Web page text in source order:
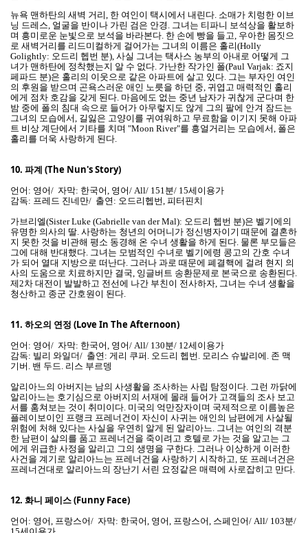
뉴욕 맨하탄의 새벽 거리, 한 여인이 택시에서 내린다. 소매가 치렁한 이브
닝 드레스, 얼굴을 반이나 가린 검은 안경. 그녀는 티파니 보석상을 활보하
며 흥미로운 눈빛으로 보석을 바라본다. 한 손에 빵을 들고, 우아한 몸짓으
로 새벽거리를 리드미컬하게 걸어가는 그녀의 이름은 홀리(Holly
Golightly: 오드리 헵번 분), 사실 그녀는 택사스 농부의 아내로 어떻게 그
녀가 맨하탄에 정착했는지 알 수 없다. 가난한 작가인 폴(Paul Varjak: 죠지
페파드 분)은 홀리의 이웃으로 같은 아파트에 살고 있다. 그는 부자인 여인
의 후원을 받으며 곤욕스러운 애인 노릇을 하던 중, 귀엽고 매력적인 홀리
에게 점차 호감을 갖게 된다. 마음에도 없는 중년 남자가 귀찮게 군다며 한
밤 중에 폴의 침대 속으로 들어가 아무렇지도 않게 그의 팔에 안겨 잠드는
그녀의 모습에서, 길잃은 고양이를 귀여워하고 무료함을 이기지 못해 아파
트 비상 계단에서 기타를 치며 "Moon River"를 흥얼거리는 모습에서, 폴은
홀리를 더욱 사랑하게 된다.
10. 파계 (The Nun's Story)
언어: 영어/ 자막: 한국어, 영어/ All/ 151분/ 15세이용가
감독: 프레드 진네만/ 출연: 오드리헵번, 피터핀치
가브리엘(Sister Luke (Gabrielle van der Mal): 오드리 헵번 분)은 벨기에의
유명한 의사의 딸. 사랑하는 청년의 어머니가 정신병자이기 때문에 결혼하
지 못한 것을 비관해 평소 동경해 온 수녀 생활을 하게 된다. 물론 부모들은
그에 대해 반대했다. 그녀는 모범적인 수녀로 벨기에령 콩고의 간호 수녀
가 되어 열대 지방으로 떠난다. 그러나 과로 때문에 폐결핵에 걸려 현지 의
사의 도움으로 치료하지만 결국, 잉글버트 송환문제로 본국으로 송환된다.
제2차 대전이 발발하고 전선에 나간 부친이 전사하자, 그녀는 수녀 생활을
청산하고 종군 간호원이 된다.
11. 하오의 연정 (Love In The Afternoon)
언어: 영어/ 자막: 한국어, 영어/ All/ 130분/ 12세이용가
감독: 빌리 와일더/ 출연: 게리 쿠퍼. 오드리 헵번. 모리스 슈발리에. 존 맥
기버. 밴 두드. 리스 부르뎅
알리아느의 아버지는 남의 사생활을 조사하는 사립 탐정이다. 그런 까닭에
알리아느는 호기심으로 아버지의 서재에 몰래 들어가 고객들의 조사 보고
서를 훔쳐보는 것이 취미이다. 미국의 억만장자이며 국제적으로 이름높은
플레이보이인 프랭크 프레너건이 자신이 사귀는 애인의 남편에게 사살될
위험에 처해 있다는 사실을 우연히 알게 된 알리아느. 그녀는 여인의 격분
한 남편이 살의를 품고 프레너건을 죽이려고 호텔로 가는 것을 알고는 그
에게 위급한 사정을 알리고 그의 생명을 구한다. 그러나 이상하게 이러한
사건을 계기로 알리아느는 프레너건을 사랑하기 시작하고, 또 프레너건은
프레너건대로 알리아느의 장난기 서린 요정같은 매력에 사로잡히고 만다.
12. 화니 페이스 (Funny Face)
언어: 영어, 프랑스어/ 자막: 한국어, 영어, 프랑스어, 스페인어/ All/ 103분/